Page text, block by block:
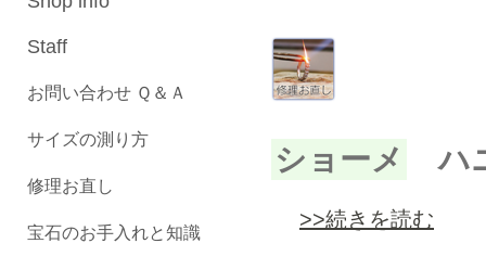
ショーメ ハ
>>続きを読む
Staff
お問い合わせ Ｑ＆Ａ
サイズの測り方
修理お直し
宝石のお手入れと知識